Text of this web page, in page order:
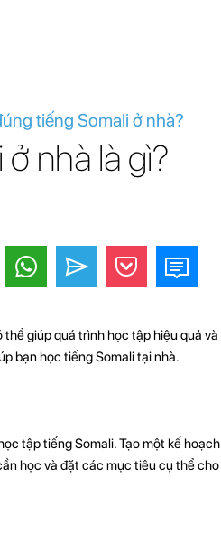
tiếng Somali ở nhà?
nhà là gì?
giúp quá trình học tập hiệu quả và
bạn học tiếng Somali tại nhà.
tập tiếng Somali. Tạo một kế
học và đặt các mục tiêu cụ thể